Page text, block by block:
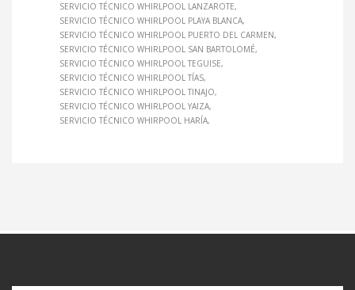
SERVICIO TÉCNICO WHIRLPOOL LANZAROTE
SERVICIO TÉCNICO WHIRLPOOL PLAYA BLANCA
SERVICIO TÉCNICO WHIRLPOOL PUERTO DEL CARMEN
SERVICIO TÉCNICO WHIRLPOOL SAN BARTOLOMÉ
SERVICIO TÉCNICO WHIRLPOOL TEGUISE
SERVICIO TÉCNICO WHIRLPOOL TÍAS
SERVICIO TÉCNICO WHIRLPOOL TINAJO
SERVICIO TÉCNICO WHIRLPOOL YAIZA
SERVICIO TÉCNICO WHIRPOOL HARÍA